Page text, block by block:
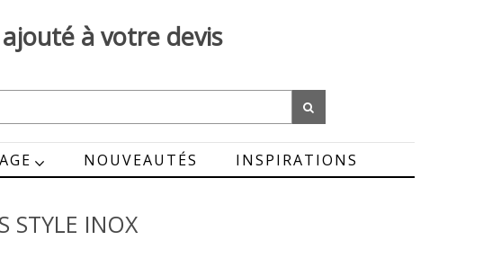
à votre devis
NOUVEAUTÉS INSPIRATIONS
STYLE INOX